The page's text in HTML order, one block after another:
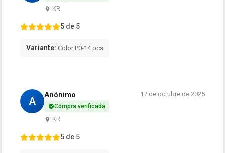
KR
5 de 5
Variante: Color:P0-14 pcs
A
Anónimo
Compra verificada
KR
17 de octubre de 2025
5 de 5